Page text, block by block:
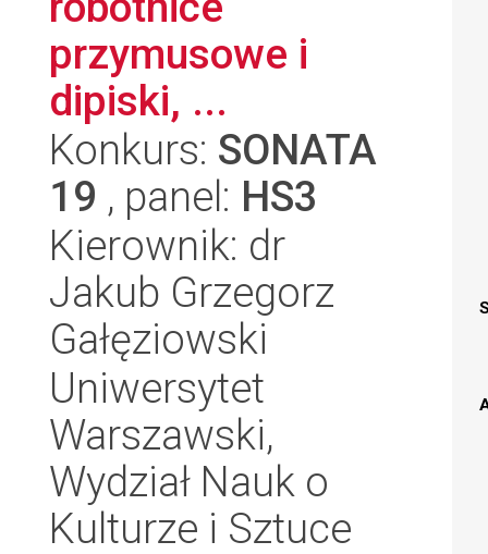
przymusowe i
dipiski, ...
Konkurs: SONATA
19 , panel: HS3
Kierownik: dr
Jakub Grzegorz
Gałęziowski
Uniwersytet
Warszawski,
Wydział Nauk o
Kulturze i Sztuce